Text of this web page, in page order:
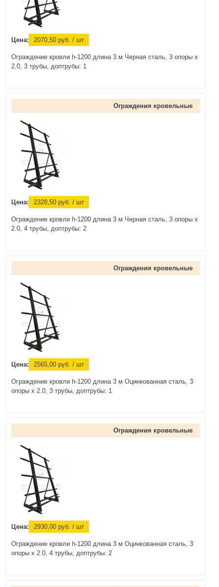
Цена: 2070,50 руб. / шт
Ограждение кровли h-1200 длина 3 м Черная сталь, 3 опоры х
2.0, 3 трубы, доптрубы: 1
Ограждения кровельные
Цена: 2328,50 руб. / шт
Ограждение кровли h-1200 длина 3 м Черная сталь, 3 опоры х
2.0, 4 трубы, доптрубы: 2
Ограждения кровельные
Цена: 2565,00 руб. / шт
Ограждение кровли h-1200 длина 3 м Оцинкованная сталь, 3
опоры х 2.0, 3 трубы, доптрубы: 1
Ограждения кровельные
Цена: 2930,00 руб. / шт
Ограждение кровли h-1200 длина 3 м Оцинкованная сталь, 3
опоры х 2.0, 4 трубы, доптрубы: 2